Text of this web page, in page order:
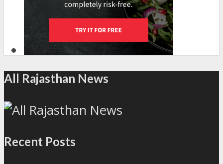
All Rajasthan News
Recent Posts